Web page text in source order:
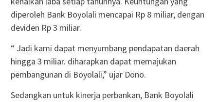
diperoleh Bank Boyolali mencapai Rp 8 miliar, dengan
deviden Rp 3 miliar.
“ Jadi kami dapat menyumbang pendapatan daerah
hingga 3 miliar. diharapkan dapat memajukan
pembangunan di Boyolali,” ujar Dono.
Sedangkan untuk kinerja perbankan, Bank Boyolali